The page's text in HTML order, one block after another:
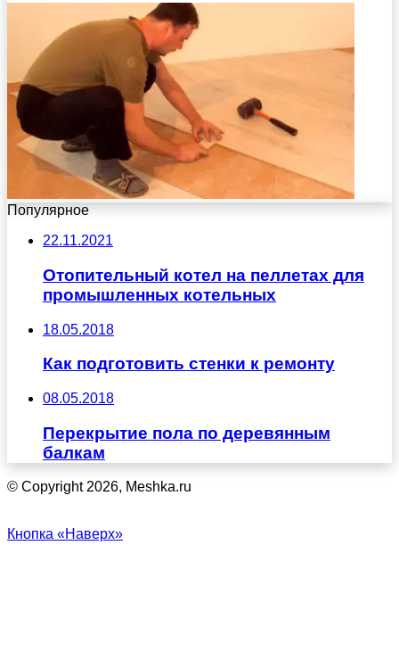
Популярное
22.11.2021
Отопительный котел на пеллетах для
промышленных котельных
18.05.2018
Как подготовить стенки к ремонту
08.05.2018
Перекрытие пола по деревянным
балкам
© Copyright 2026, Meshka.ru
Кнопка «Наверх»